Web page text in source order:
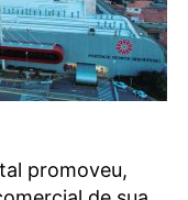
promoveu,